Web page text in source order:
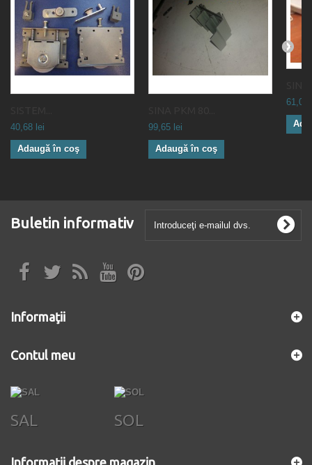
40,68 lei
Adaugă în coş
99,65 lei
Adaugă în coş
61,01
Buletin informativ
Informaţii
Contul meu
SAL SOL
Informații despre magazin